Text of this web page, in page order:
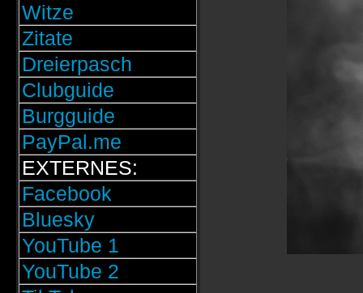
Witze
Zitate
Dreierpasch
Clubguide
Burgguide
PayPal.me
EXTERNES:
Facebook
Bluesky
YouTube 1
YouTube 2